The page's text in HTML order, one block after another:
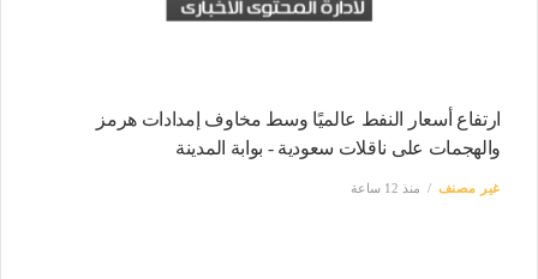
ارتفاع أسعار النفط عالميًا وسط مخاوف إمدادات هرمز
والهجمات على ناقلات سعودية - بوابة المدينة
غير مصنف منذ 12 ساعة